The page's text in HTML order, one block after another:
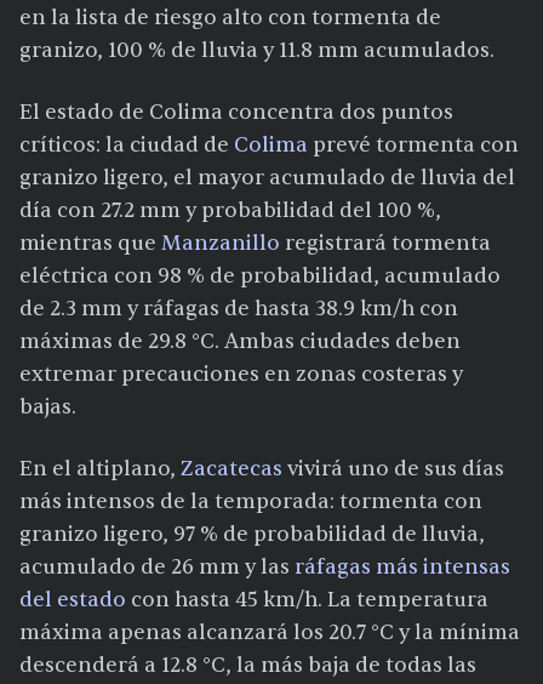
en la lista de riesgo alto con tormenta de
granizo, 100 % de lluvia y 11.8 mm acumulados.
El estado de Colima concentra dos puntos
críticos: la ciudad de Colima prevé tormenta con
granizo ligero, el mayor acumulado de lluvia del
día con 27.2 mm y probabilidad del 100 %,
mientras que Manzanillo registrará tormenta
eléctrica con 98 % de probabilidad, acumulado
de 2.3 mm y ráfagas de hasta 38.9 km/h con
máximas de 29.8 °C. Ambas ciudades deben
extremar precauciones en zonas costeras y
bajas.
En el altiplano, Zacatecas vivirá uno de sus días
más intensos de la temporada: tormenta con
granizo ligero, 97 % de probabilidad de lluvia,
acumulado de 26 mm y las ráfagas más intensas
del estado con hasta 45 km/h. La temperatura
máxima apenas alcanzará los 20.7 °C y la mínima
descenderá a 12.8 °C, la más baja de todas las